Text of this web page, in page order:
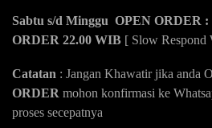
Sabtu s/d Minggu OPEN ORDER
ORDER 22.00 WIB [ Slow Respond
Catatan : Jangan Khawatir jika anda
ORDER mohon konfirmasi ke
proses secepatnya